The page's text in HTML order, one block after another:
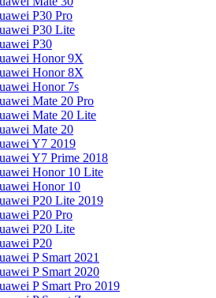
P30 Pro
P30 Lite
P30
Honor 9X
Honor 8X
Honor 7s
Mate 20 Pro
Mate 20 Lite
Mate 20
Y7 2019
Y7 Prime 2018
Honor 10 Lite
Honor 10
P20 Lite 2019
P20 Pro
P20 Lite
P20
P Smart 2021
P Smart 2020
P Smart Pro 2019